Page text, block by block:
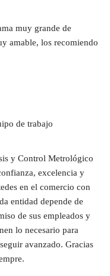
muy grande de
amable, los recomiendo
de trabajo
y Control Metrológico
excelencia y
en el comercio con
entidad depende de
de sus empleados y
lo necesario para
avanzado. Gracias